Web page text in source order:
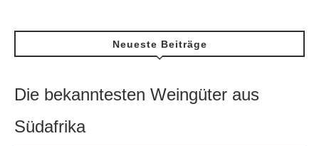
Neueste Beiträge
Die bekanntesten Weingüter aus
Südafrika